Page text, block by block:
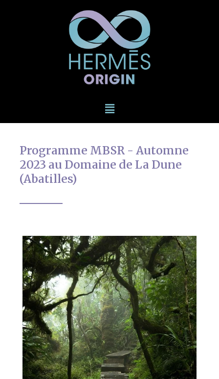
Programme MBSR - Automne
2023 au Domaine de La Dune
(Abatilles)